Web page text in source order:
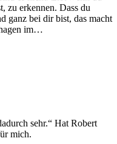
zu erkennen. Dass du
ganz bei dir bist, das macht
im…
sehr.“ Hat Robert
mich.